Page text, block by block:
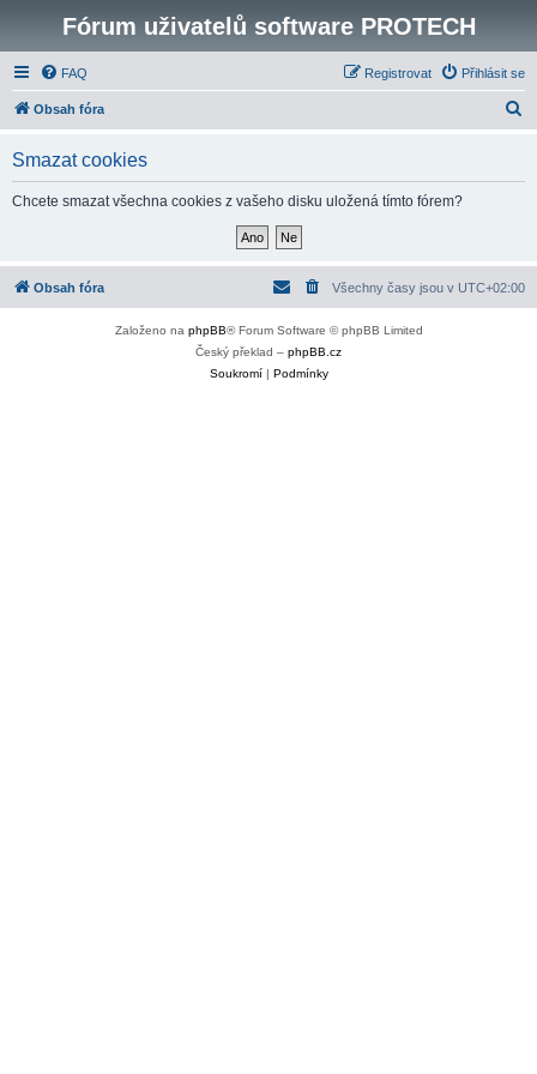
Fórum uživatelů software PROTECH
FAQ Přihlásit se
Registrovat
Obsah fóra
Smazat cookies
Chcete smazat všechna cookies z vašeho disku uložená tímto fórem?
Obsah fóra Všechny časy jsou v UTC+02:00
Založeno na phpBB® Forum Software © phpBB Limited
Český překlad – phpBB.cz
Soukromí| Podmínky